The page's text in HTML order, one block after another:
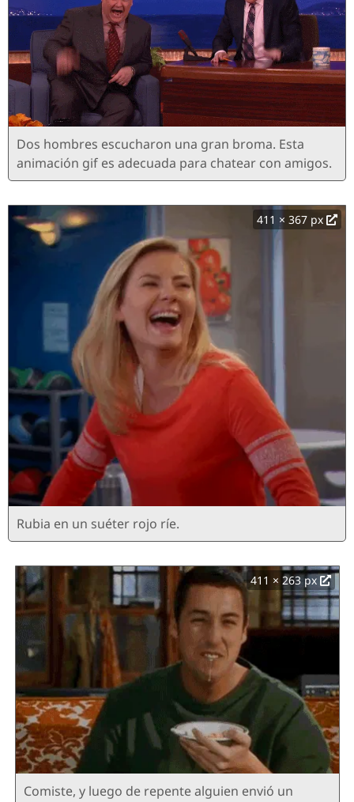
Dos hombres escucharon una gran broma. Esta
animación gif es adecuada para chatear con amigos.
411 × 367 px
Rubia en un suéter rojo ríe.
411 × 263 px
Comiste, y luego de repente alguien envió un